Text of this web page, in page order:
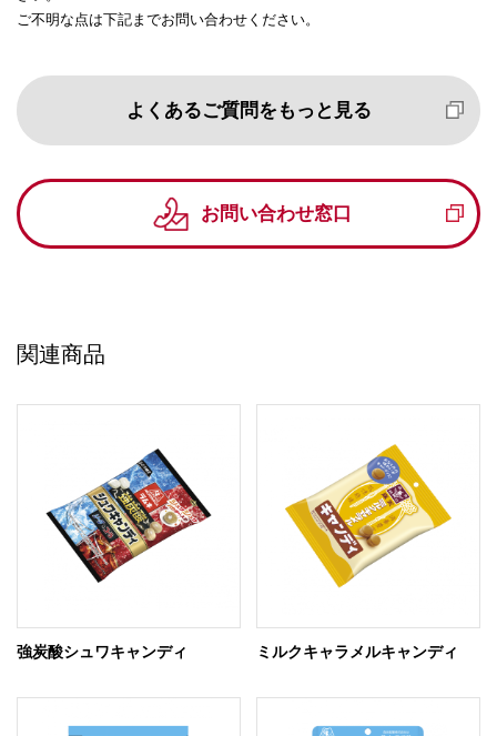
ご不明な点は下記までお問い合わせください。
よくあるご質問をもっと見る
お問い合わせ窓口
関連商品
強炭酸シュワキャンディ ミルクキャラメルキャンディ